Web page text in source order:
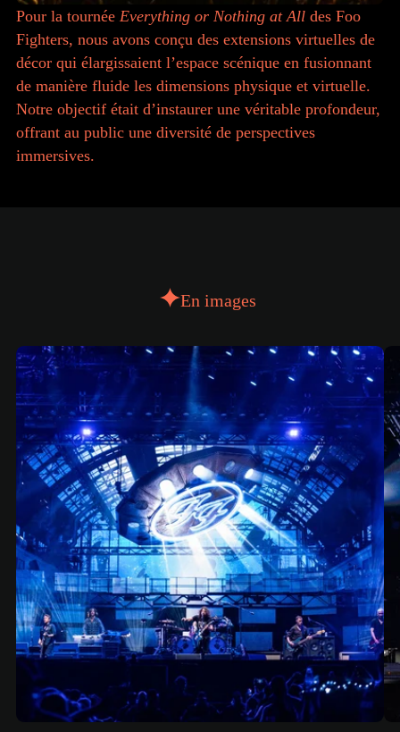
Pour la tournée Everything or Nothing at Alldes Foo
Fighters, nous avons conçu des extensions virtuelles de
décor qui élargissaient l’espace scénique en fusionnant
de manière fluide les dimensions physique et virtuelle.
Notre objectif était d’instaurer une véritable profondeur,
offrant au public une diversité de perspectives
immersives.
En images